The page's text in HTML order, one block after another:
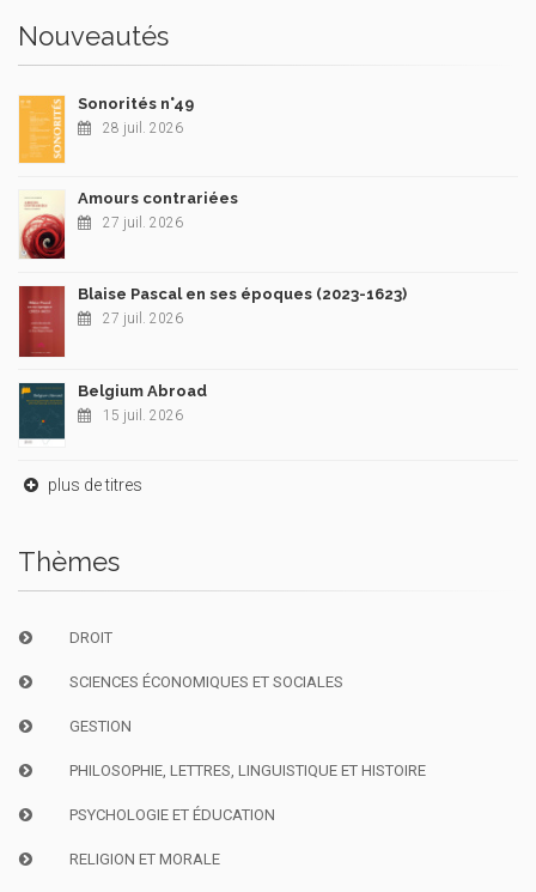
Nouveautés
Sonorités n°49
28 juil. 2026
Amours contrariées
27 juil. 2026
Blaise Pascal en ses époques (2023-1623)
27 juil. 2026
Belgium Abroad
15 juil. 2026
plus de titres
Thèmes
DROIT
SCIENCES ÉCONOMIQUES ET SOCIALES
GESTION
PHILOSOPHIE, LETTRES, LINGUISTIQUE ET HISTOIRE
PSYCHOLOGIE ET ÉDUCATION
RELIGION ET MORALE